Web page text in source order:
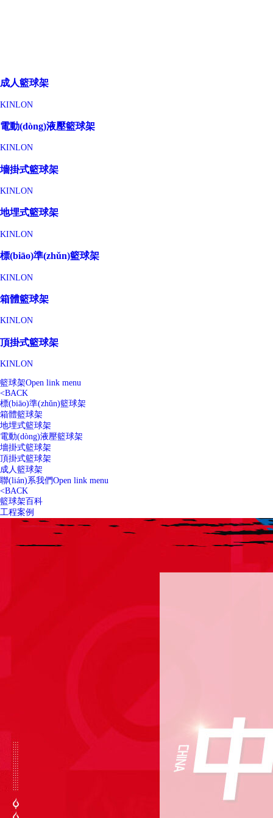
成人籃球架
KINLON
電動(dòng)液壓籃球架
KINLON
墻掛式籃球架
KINLON
地埋式籃球架
KINLON
標(biāo)準(zhǔn)籃球架
KINLON
箱體籃球架
KINLON
頂掛式籃球架
KINLON
籃球架Open link menu
<BACK
標(biāo)準(zhǔn)籃球架
箱體籃球架
地埋式籃球架
電動(dòng)液壓籃球架
墻掛式籃球架
頂掛式籃球架
成人籃球架
聯(lián)系我們Open link menu
<BACK
籃球架百科
工程案例